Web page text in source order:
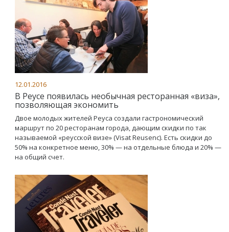
12.01.2016
В Реусе появилась необычная ресторанная «виза»,
позволяющая экономить
Двое молодых жителей Реуса создали гастрономический
маршрут по 20 ресторанам города, дающим скидки по так
называемой «реусской визе» (Visat Reusenc). Есть скидки до
50% на конкретное меню, 30% — на отдельные блюда и 20% —
на общий счет.